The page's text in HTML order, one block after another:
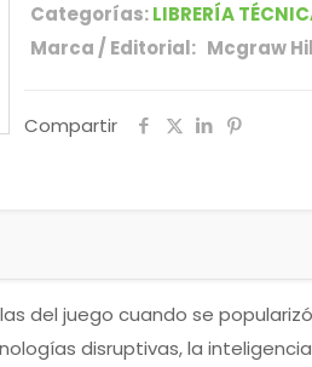
Categorías:LIBRERÍA
Marca / Editorial: Mcgraw
Compartir
del juego cuando se
disruptivas, la